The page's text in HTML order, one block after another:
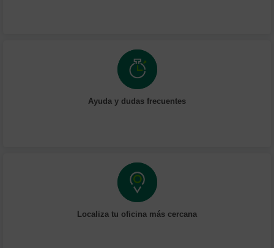
Ayuda y dudas frecuentes
Localiza tu oficina más cercana